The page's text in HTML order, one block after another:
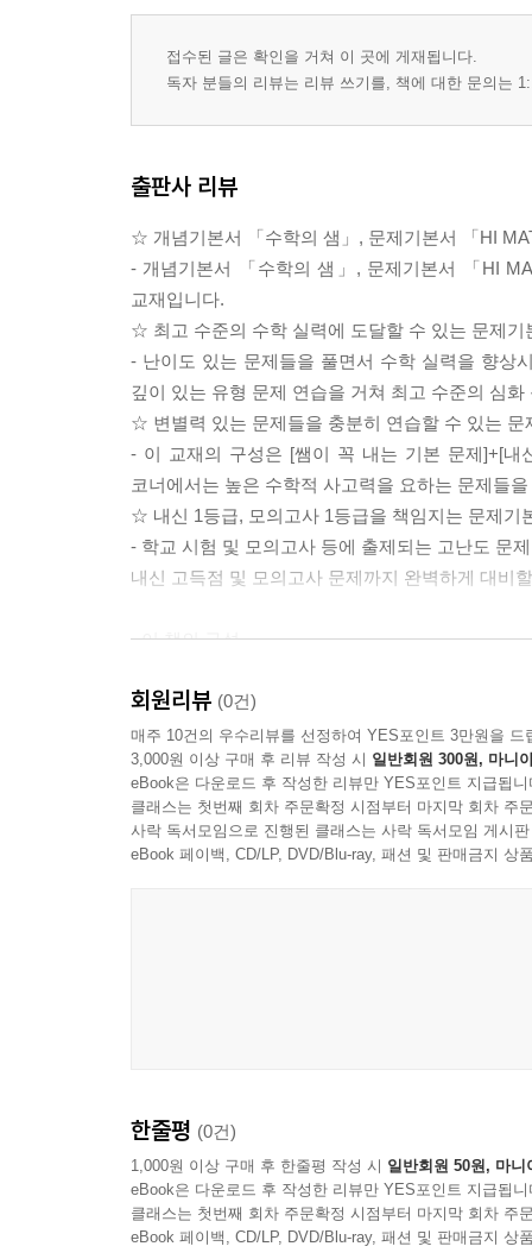
접수된 글은 확인을 거쳐 이 곳에 게재됩니다.
독자 분들의 리뷰는 리뷰 쓰기를, 책에 대한 문의는
출판사 리뷰
☆ 개념기본서 「수학의 샘」, 문제기본서 「HI
- 개념기본서 「수학의 샘」, 문제기본서 「HI
교재입니다.
☆ 최고 수준의 수학 실력에 도달할 수 있는 문제기
- 난이도 있는 문제들을 풀면서 수학 실력을 향상
깊이 있는 유형 문제 연습을 거쳐 최고 수준의 심
☆ 변별력 있는 문제들을 충분히 연습할 수 있는 문
- 이 교재의 구성은 [쌤이 꼭 내는 기본 문제]+[내
코너에서는 높은 수학적 사고력을 요하는 문제들
☆ 내신 1등급, 모의고사 1등급을 책임지는 문제기
- 학교 시험 및 모의고사 등에 출제되는 고난도 문
내신 고득점 및 모의고사 문제까지 완벽하게 대비
· 이 책의 구성
- 각 단원의 중요 개념, 공식을 한눈에 볼 수 있도
문제 해결 팁 등을 개념플러스에서 추가하여 제시
☆ 쌤이 꼭 내는 기본 문제
- 각 단원에서 출제 빈도가 높아 꼭 풀고 가야 하
수 있습니다.
☆ 내신 유형 문제
회원리뷰 (0건)
매주 10건의 우수리뷰를 선정하여 YES포인트 3만원을 드
3,000원 이상 구매 후 리뷰 작성 시 일반회원 300원, 마니
eBook은 다운로드 후 작성한 리뷰만 YES포인트 지급됩니
클래스는 첫번째 회차 주문확정 시점부터 마지막 회차 주
사락 독서모임으로 진행된 클래스는 사락 독서모임 게시
eBook 페이백, CD/LP, DVD/Blu-ray, 패션 및 판매금지 상
한줄평 (0건)
1,000원 이상 구매 후 한줄평 작성 시 일반회원 50원, 마니
eBook은 다운로드 후 작성한 리뷰만 YES포인트 지급됩니
클래스는 첫번째 회차 주문확정 시점부터 마지막 회차 주
eBook 페이백, CD/LP, DVD/Blu-ray, 패션 및 판매금지 상